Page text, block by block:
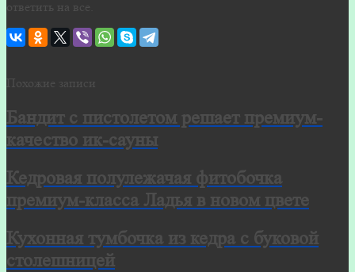
ответить на все.
Похожие записи
Бандит с пистолетом решает премиум-
качество ик-сауны
Кедровая полулежачая фитобочка
премиум-класса Ладья в новом цвете
Кухонная тумбочка из кедра с буковой
столешницей